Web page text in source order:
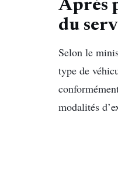
Après
du
Selon le
type de
modalités